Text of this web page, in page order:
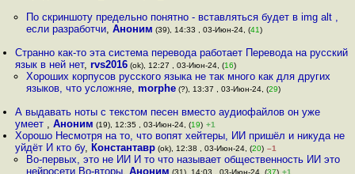
По скриншоту предельно понятно - вставляться будет в img alt ,
если разработчи, Аноним (39), 14:33 , 03-Июн-24, (41)
Странно как-то эта система перевода работает Перевода на русский
язык в ней нет,rvs2016 (ok), 12:27 , 03-Июн-24, (16)
Хороших корпусов русского языка не так много как для других
языков, что усложняе, morphe(?), 13:37 , 03-Июн-24, (29)
А выдавать ноты с текстом песен вместо аудиофайлов он уже
умеет ,Аноним (19), 12:35 , 03-Июн-24, (19) +1
Хорошо Несмотря на то, что вопят хейтеры, ИИ пришёл и никуда не
уйдёт И кто бу, Константавр (ok), 12:38 , 03-Июн-24, (20) –1
Во-первых, это не ИИ И то что называет общественность ИИ это
нейросети Во-вторы, Аноним (31), 14:03 , 03-Июн-24, (37) +1